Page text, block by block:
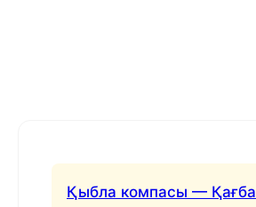
Қыбла компасы — Қағба